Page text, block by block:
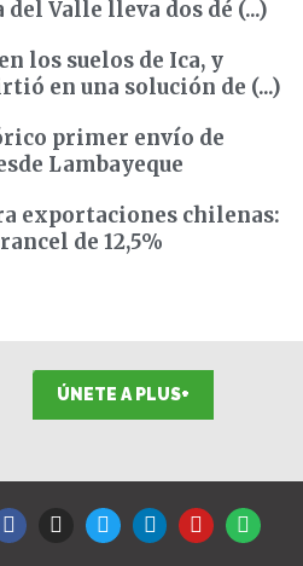
del Valle lleva dos dé (...)
los suelos de Ica, y
en una solución de (...)
primer envío de
Lambayeque
exportaciones chilenas:
de 12,5%
ÚNETE A PLUS+
a
c
n
s
w
i
i
n
o
u
p
o